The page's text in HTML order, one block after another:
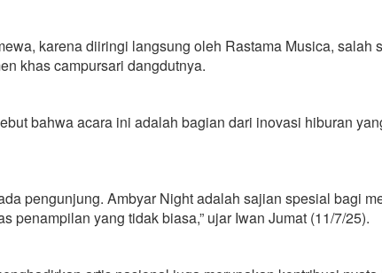
karena diiringi langsung oleh Rastama Musica, salah
khas campursari dangdutnya.
bahwa acara ini adalah bagian dari inovasi hiburan
pengunjung. Ambyar Night adalah sajian spesial bagi
penampilan yang tidak biasa,” ujar Iwan Jumat (11/7/25).